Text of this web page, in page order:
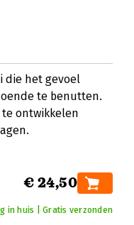
die het gevoel
te benutten.
ontwikkelen
€ 24,50
in huis | Gratis verzonden